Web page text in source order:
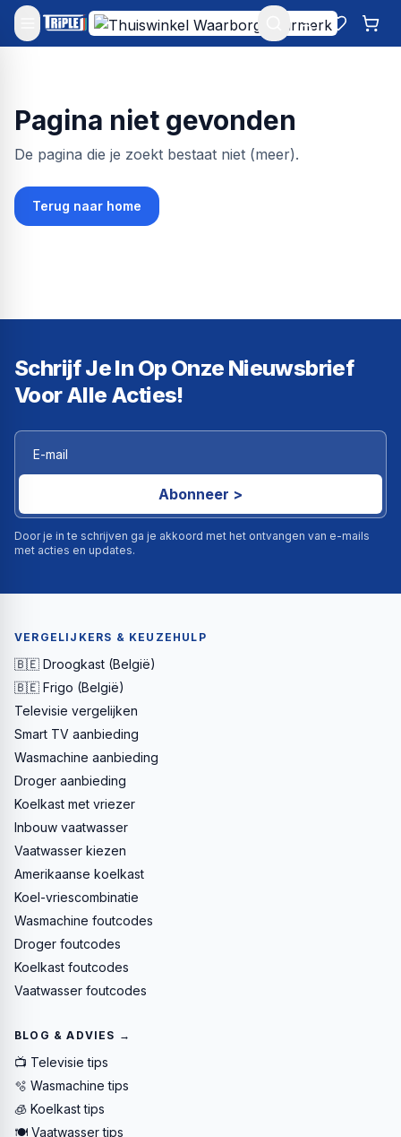
Mijn account
Pagina niet gevonden
De pagina die je zoekt bestaat niet (meer).
Terug naar home
Schrijf Je In Op Onze Nieuwsbrief
Voor Alle Acties!
Abonneer >
Door je in te schrijven ga je akkoord met het ontvangen van e-mails
met acties en updates.
VERGELIJKERS & KEUZEHULP
🇧🇪 Droogkast (België)
🇧🇪 Frigo (België)
Televisie vergelijken
Smart TV aanbieding
Wasmachine aanbieding
Droger aanbieding
Koelkast met vriezer
Inbouw vaatwasser
Vaatwasser kiezen
Amerikaanse koelkast
Koel-vriescombinatie
Wasmachine foutcodes
Droger foutcodes
Koelkast foutcodes
Vaatwasser foutcodes
BLOG & ADVIES →
📺 Televisie tips
🫧 Wasmachine tips
🧊 Koelkast tips
🍽️ Vaatwasser tips